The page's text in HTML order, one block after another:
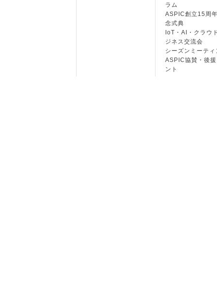
ラム
ASPIC創立15周
念式典
IoT・AI・クラウ
ジネス交流会
シーズンミーティ
ASPIC協賛・後
ント